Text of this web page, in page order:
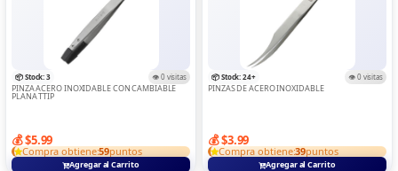
📦 Stock: 3 👁️ 0 visitas
PINZA ACERO INOXIDABLE CON CAMBIABLE
PLANA TTIP
💰 $5.99
Compra obtiene:59puntos
Agregar al Carrito
📦 Stock: 24+ 👁️ 0 visitas
PINZAS DE ACERO INOXIDABLE
💰 $3.99
Compra obtiene:39puntos
Agregar al Carrito